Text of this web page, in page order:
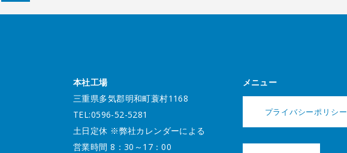
本社工場
三重県多気郡明和町蓑村1168
TEL:0596-52-5281
土日定休 ※弊社カレンダーによる
営業時間 8：30～17：00
メニュー
プライバシーポリシー